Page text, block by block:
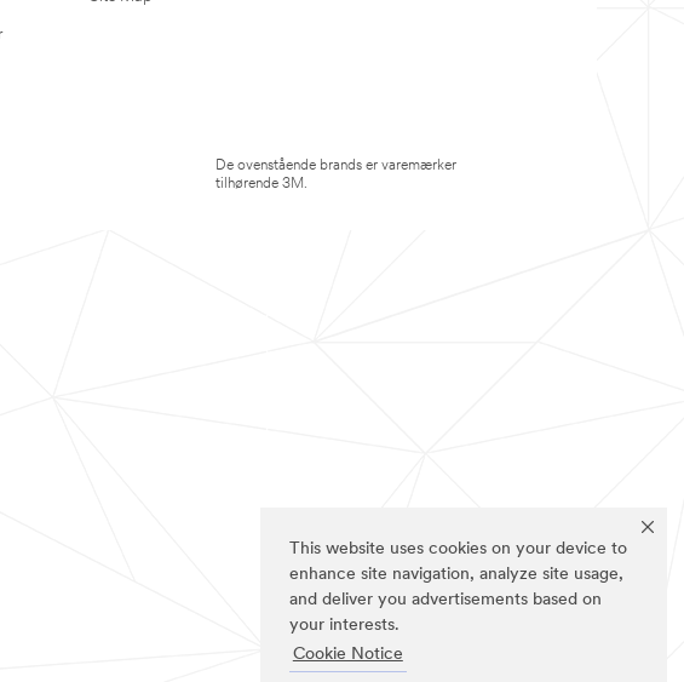
This website uses cookies on your device to
enhance site navigation, analyze site usage,
and deliver you advertisements based on
your interests.
Cookie Notice
De ovenstående brands er varemærker
tilhørende 3M.